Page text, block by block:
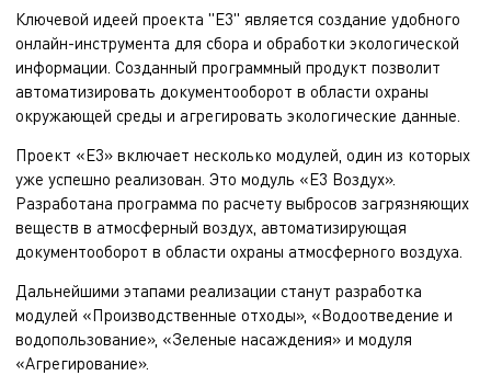
Ключевой идеей проекта "Е3" является создание удобного
онлайн-инструмента для сбора и обработки экологической
информации. Созданный программный продукт позволит
автоматизировать документооборот в области охраны
окружающей среды и агрегировать экологические данные.
Проект «Е3» включает несколько модулей, один из которых
уже успешно реализован. Это модуль «Е3 Воздух».
Разработана программа по расчету выбросов загрязняющих
веществ в атмосферный воздух, автоматизирующая
документооборот в области охраны атмосферного воздуха.
Дальнейшими этапами реализации станут разработка
модулей «Производственные отходы», «Водоотведение и
водопользование», «Зеленые насаждения» и модуля
«Агрегирование».